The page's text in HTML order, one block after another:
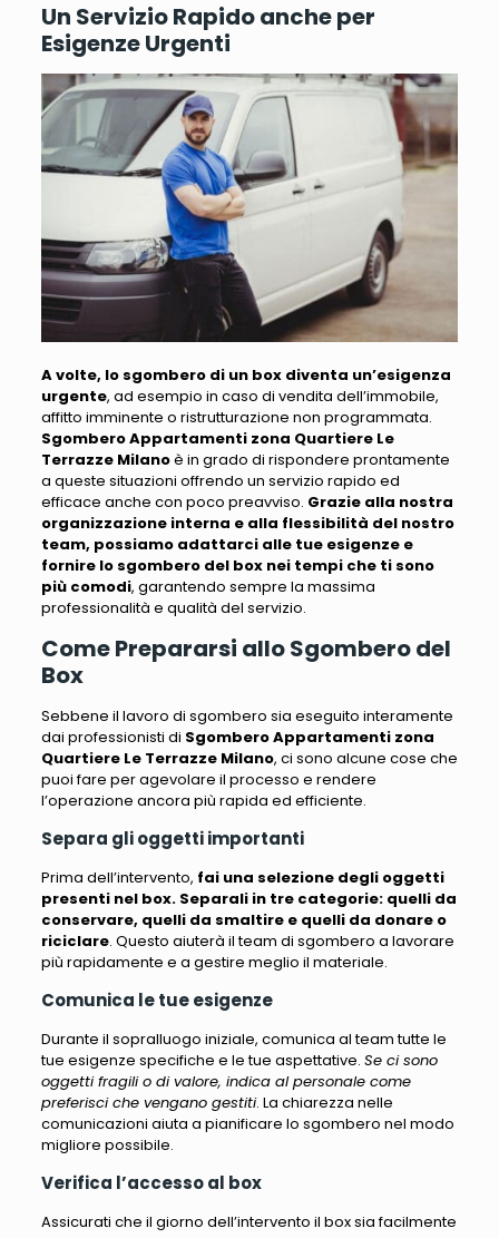
Un Servizio Rapido anche per
Esigenze Urgenti
A volte, lo sgombero di un box diventa un’esigenza
urgente, ad esempio in caso di vendita dell’immobile,
affitto imminente o ristrutturazione non programmata.
Sgombero Appartamenti zona Quartiere Le
Terrazze Milanoè in grado di rispondere prontamente
a queste situazioni offrendo un servizio rapido ed
efficace anche con poco preavviso. Grazie alla nostra
organizzazione interna e alla flessibilità del nostro
team, possiamo adattarci alle tue esigenze e
fornire lo sgombero del box nei tempi che ti sono
più comodi, garantendo sempre la massima
professionalità e qualità del servizio.
Come Prepararsi allo Sgombero del
Box
Sebbene il lavoro di sgombero sia eseguito interamente
dai professionisti di Sgombero Appartamenti zona
Quartiere Le Terrazze Milano, ci sono alcune cose che
puoi fare per agevolare il processo e rendere
l’operazione ancora più rapida ed efficiente.
Separa gli oggetti importanti
Prima dell’intervento, fai una selezione degli oggetti
presenti nel box. Separali in tre categorie: quelli da
conservare, quelli da smaltire e quelli da donare o
riciclare. Questo aiuterà il team di sgombero a lavorare
più rapidamente e a gestire meglio il materiale.
Comunica le tue esigenze
Durante il sopralluogo iniziale, comunica al team tutte le
tue esigenze specifiche e le tue aspettative. Se ci sono
oggetti fragili o di valore, indica al personale come
preferisci che vengano gestiti. La chiarezza nelle
comunicazioni aiuta a pianificare lo sgombero nel modo
migliore possibile.
Verifica l’accesso al box
Assicurati che il giorno dell’intervento il box sia facilmente